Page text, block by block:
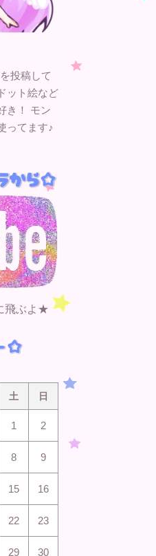
投稿して
ット絵など
き！ モン
ってます♪
飛ぶよ★
土 日
1 2
8 9
15 16
22 23
29 30